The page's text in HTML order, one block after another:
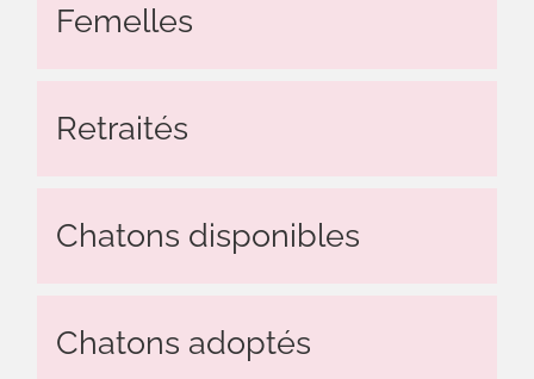
Femelles
Retraités
Chatons disponibles
Chatons adoptés